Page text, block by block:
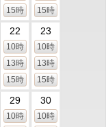
15時
15時
22
10時
13時
15時
23
10時
13時
15時
29
10時
30
10時